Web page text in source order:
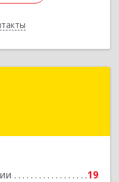
19
обл. ул. 1-й